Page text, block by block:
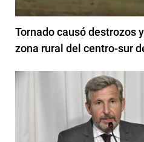
Tornado causó destrozos
zona rural del centro-sur